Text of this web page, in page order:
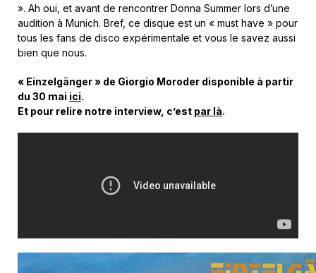
». Ah oui, et avant de rencontrer Donna Summer lors d’une
audition à Munich. Bref, ce disque est un « must have » pour
tous les fans de disco expérimentale et vous le savez aussi
bien que nous.
« Einzelgänger » de Giorgio Moroder disponible à partir
du 30 mai ici.
Et pour relire notre interview, c’est par là.